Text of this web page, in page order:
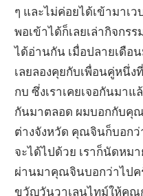
ๆ และไม่ค่อยได้เข้ามาเ
พอเข้าได้ก็เลยเล่ากิจกร
ได้อ่านกัน เมื่อปลายเดือ
เลยลองคุยกับเพื่อนคู่หนึ่
กบ ซึ่งเราเคยเจอกันมาแ
กันมาตลอด ผมบอกกับคุ
ต่างจังหวัด คุณจินก็บอก
จะได้ไปด้วย เราก็นัดหม
ผ่านมาคุณจินบอกว่าไปค
ขวัญวันวาเลนไทม์ให้คุณ